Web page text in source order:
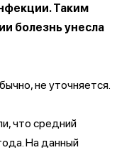
Таким
болезнь унесла
не уточняется.
что средний
На данный